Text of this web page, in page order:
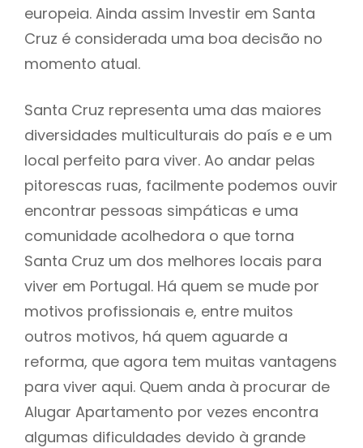
europeia. Ainda assim Investir em Santa
Cruz é considerada uma boa decisão no
momento atual.
Santa Cruz representa uma das maiores
diversidades multiculturais do país e e um
local perfeito para viver. Ao andar pelas
pitorescas ruas, facilmente podemos ouvir
encontrar pessoas simpáticas e uma
comunidade acolhedora o que torna
Santa Cruz um dos melhores locais para
viver em Portugal. Há quem se mude por
motivos profissionais e, entre muitos
outros motivos, há quem aguarde a
reforma, que agora tem muitas vantagens
para viver aqui. Quem anda à procurar de
Alugar Apartamento por vezes encontra
algumas dificuldades devido à grande